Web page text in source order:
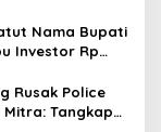
Nama Bupati
Investor Rp
Rusak Police
Mitra: Tangkap